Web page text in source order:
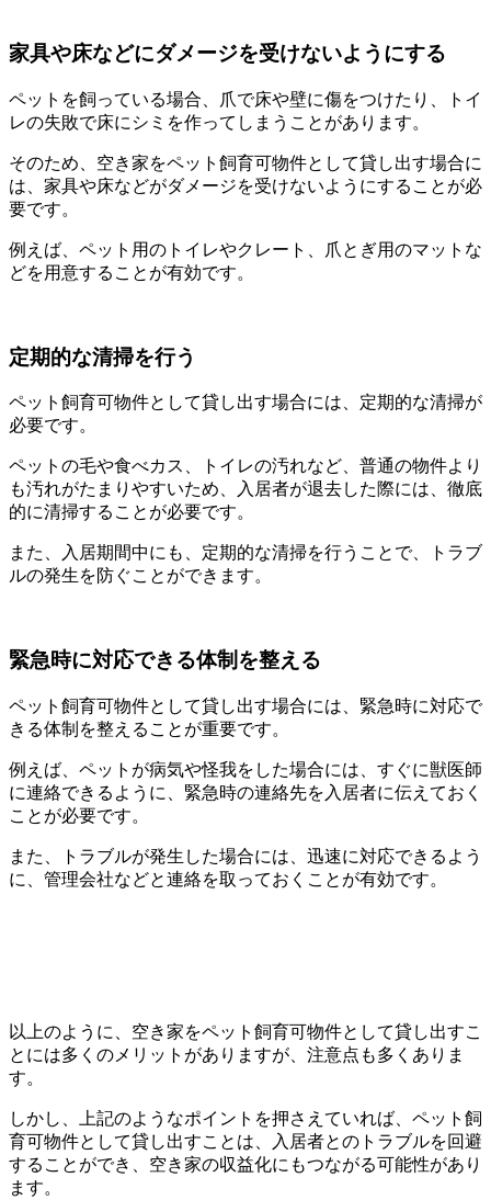
家具や床などにダメージを受けないようにする
ペットを飼っている場合、爪で床や壁に傷をつけたり、トイ
レの失敗で床にシミを作ってしまうことがあります。
そのため、空き家をペット飼育可物件として貸し出す場合に
は、家具や床などがダメージを受けないようにすることが必
要です。
例えば、ペット用のトイレやクレート、爪とぎ用のマットな
どを用意することが有効です。
定期的な清掃を行う
ペット飼育可物件として貸し出す場合には、定期的な清掃が
必要です。
ペットの毛や食べカス、トイレの汚れなど、普通の物件より
も汚れがたまりやすいため、入居者が退去した際には、徹底
的に清掃することが必要です。
また、入居期間中にも、定期的な清掃を行うことで、トラブ
ルの発生を防ぐことができます。
緊急時に対応できる体制を整える
ペット飼育可物件として貸し出す場合には、緊急時に対応で
きる体制を整えることが重要です。
例えば、ペットが病気や怪我をした場合には、すぐに獣医師
に連絡できるように、緊急時の連絡先を入居者に伝えておく
ことが必要です。
また、トラブルが発生した場合には、迅速に対応できるよう
に、管理会社などと連絡を取っておくことが有効です。
以上のように、空き家をペット飼育可物件として貸し出すこ
とには多くのメリットがありますが、注意点も多くありま
す。
しかし、上記のようなポイントを押さえていれば、ペット飼
育可物件として貸し出すことは、入居者とのトラブルを回避
することができ、空き家の収益化にもつながる可能性があり
ます。